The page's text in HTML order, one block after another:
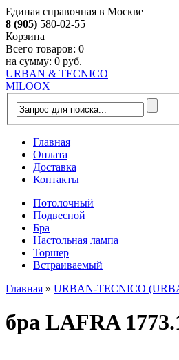
Единая справочная в Москве
8 (905) 580-02-55
Корзина
Всего товаров: 0
на сумму: 0 руб.
URBAN & TECNICO
MILOOX
Главная
Оплата
Доставка
Контакты
Потолочный
Подвесной
Бра
Настольная лампа
Торшер
Встраиваемый
Главная » URBAN-TECNICO
бра LAFRA